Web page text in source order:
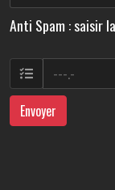
Anti Spam : saisir
Envoyer